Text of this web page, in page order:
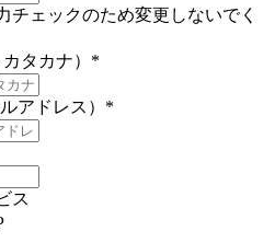
チェックのため変更しないでく
タカナ） *
アドレス） *
ス